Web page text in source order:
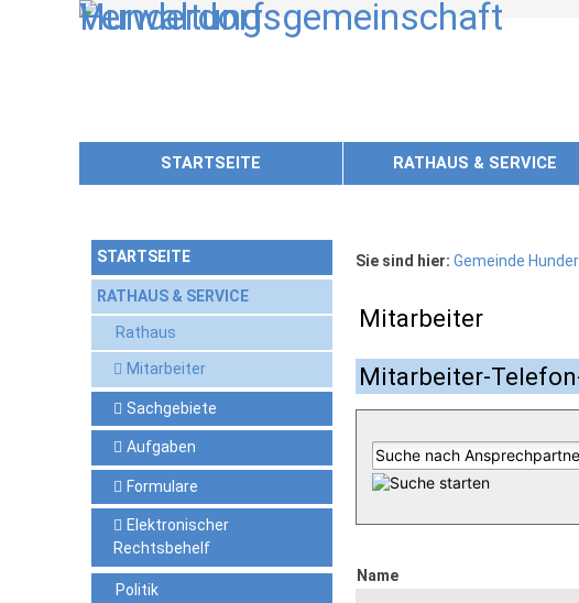
,zur Navigation oderzur Startseite springen.
STARTSEITE RATHAUS & SERVICE
STARTSEITE
RATHAUS & SERVICE
Rathaus
Mitarbeiter
Sachgebiete
Aufgaben
Formulare
Elektronischer
Rechtsbehelf
Politik
Sie sind hier: Gemeinde
Mitarbeiter
Mitarbeiter-
Name